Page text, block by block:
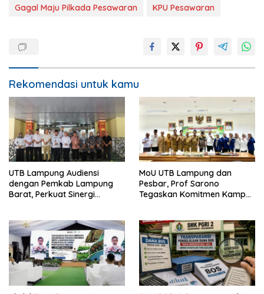
Gagal Maju Pilkada Pesawaran KPU Pesawaran
Rekomendasi untuk kamu
UTB Lampung Audiensi
dengan Pemkab Lampung
Barat, Perkuat Sinergi
MoU UTB Lampung dan
Pesbar, Prof Sarono
Tegaskan Komitmen Kampus